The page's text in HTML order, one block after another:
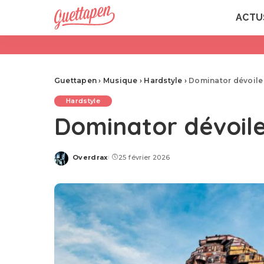
Guettapen › Musique › Hardstyle › Dominator
Hardstyle
Dominator
Posted
Overdrax 25 février 2026